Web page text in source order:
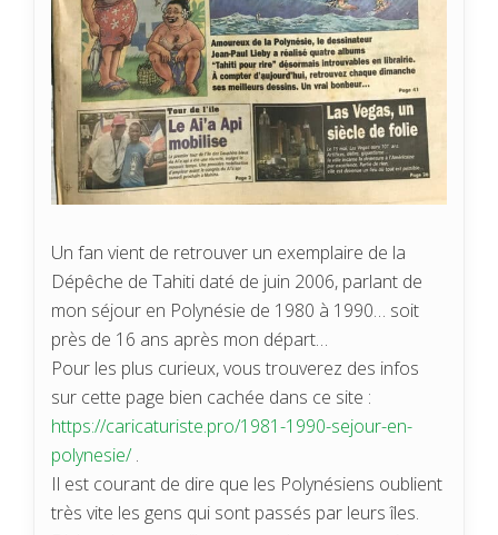
Un fan vient de retrouver un exemplaire de la
Dépêche de Tahiti daté de juin 2006, parlant de
mon séjour en Polynésie de 1980 à 1990… soit
près de 16 ans après mon départ…
Pour les plus curieux, vous trouverez des infos
sur cette page bien cachée dans ce site :
https://caricaturiste.pro/1981-1990-sejour-en-
polynesie/.
Il est courant de dire que les Polynésiens oublient
très vite les gens qui sont passés par leurs îles.